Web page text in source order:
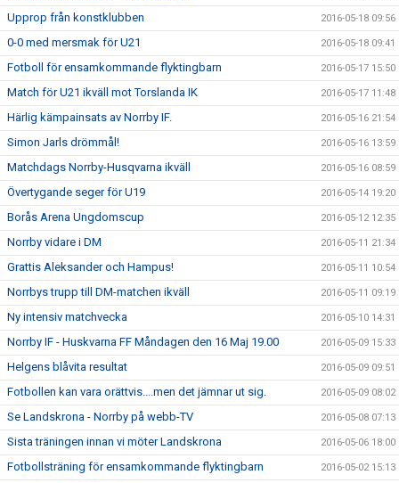
Upprop från konstklubben 2016-05-18 09:56
0-0 med mersmak för U21 2016-05-18 09:41
Fotboll för ensamkommande flyktingbarn 2016-05-17 15:50
Match för U21 ikväll mot Torslanda IK 2016-05-17 11:48
Härlig kämpainsats av Norrby IF. 2016-05-16 21:54
Simon Jarls drömmål! 2016-05-16 13:59
Matchdags Norrby-Husqvarna ikväll 2016-05-16 08:59
Övertygande seger för U19 2016-05-14 19:20
Borås Arena Ungdomscup 2016-05-12 12:35
Norrby vidare i DM 2016-05-11 21:34
Grattis Aleksander och Hampus! 2016-05-11 10:54
Norrbys trupp till DM-matchen ikväll 2016-05-11 09:19
Ny intensiv matchvecka 2016-05-10 14:31
Norrby IF - Huskvarna FF Måndagen den 16 Maj 19.00 2016-05-09 15:33
Helgens blåvita resultat 2016-05-09 09:51
Fotbollen kan vara orättvis....men det jämnar ut sig. 2016-05-09 08:02
Se Landskrona - Norrby på webb-TV 2016-05-08 07:13
Sista träningen innan vi möter Landskrona 2016-05-06 18:00
Fotbollsträning för ensamkommande flyktingbarn 2016-05-02 15:13